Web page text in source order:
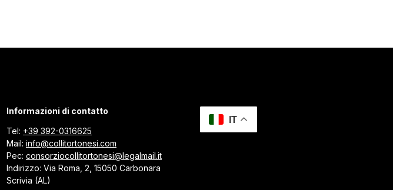
Informazioni di contatto
Tel: +39 392-0316625
Mail: info@collitortonesi.com
Pec: consorziocollitortonesi@legalmail.it
Indirizzo: Via Roma, 2, 15050 Carbonara
Scrivia (AL)
IT